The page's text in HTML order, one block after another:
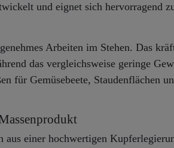
und eignet sich hervorragend
Arbeiten im Stehen. Das
das vergleichsweise geringe
für Gemüsebeete, Staudenflächen
einer hochwertigen